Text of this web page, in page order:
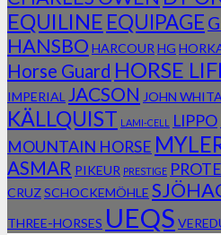
EQUILINE EQUIPAGE
HANSBO HARCOUR HG
Horse Guard HORSE
IMPERIAL JACSON JOHN
KÄLLQUIST LAMI-CELL LIPPO
MOUNTAIN HORSE
ASMAR PIKEUR PRESTIGE
CRUZSCHOCKEMÖHLE
THREE-HORSES UEQS